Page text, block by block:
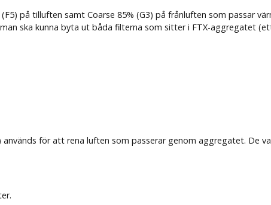
på tilluften samt Coarse 85% (G3) på frånluften som passar
ska kunna byta ut båda filterna som sitter i FTX-aggregatet
för att rena luften som passerar genom aggregatet. De